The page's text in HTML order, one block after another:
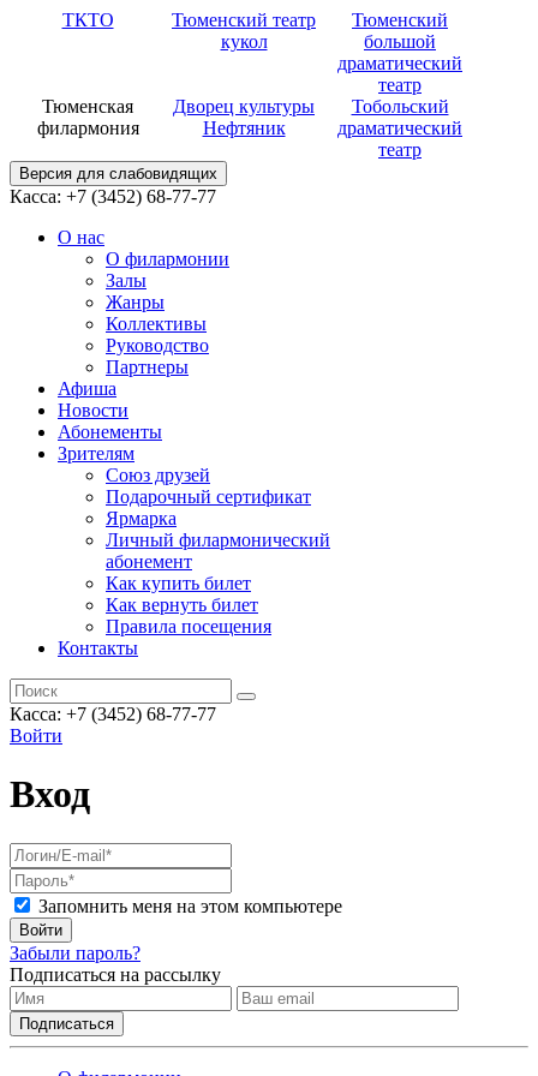
ТКТО
Тюменский театр
кукол
Тюменский
большой
драматический
театр
Тюменская
филармония
Дворец культуры
Нефтяник
Тобольский
драматический
театр
Версия для слабовидящих
Касса: +7 (3452) 68-77-77
О нас
О филармонии
Залы
Жанры
Коллективы
Руководство
Партнеры
Афиша
Новости
Абонементы
Зрителям
Союз друзей
Подарочный сертификат
Ярмарка
Личный филармонический
абонемент
Как купить билет
Как вернуть билет
Правила посещения
Контакты
Касса: +7 (3452) 68-77-77
Войти
Вход
Запомнить меня на этом компьютере
Войти
Забыли пароль?
Подписаться на рассылку